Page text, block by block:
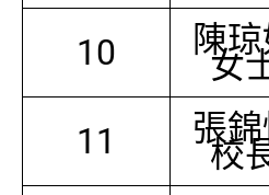
10 陳
女
11 張
校